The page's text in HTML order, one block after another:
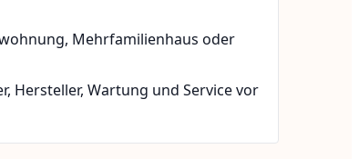
Mehrfamilienhaus oder
Hersteller, Wartung und Service vor